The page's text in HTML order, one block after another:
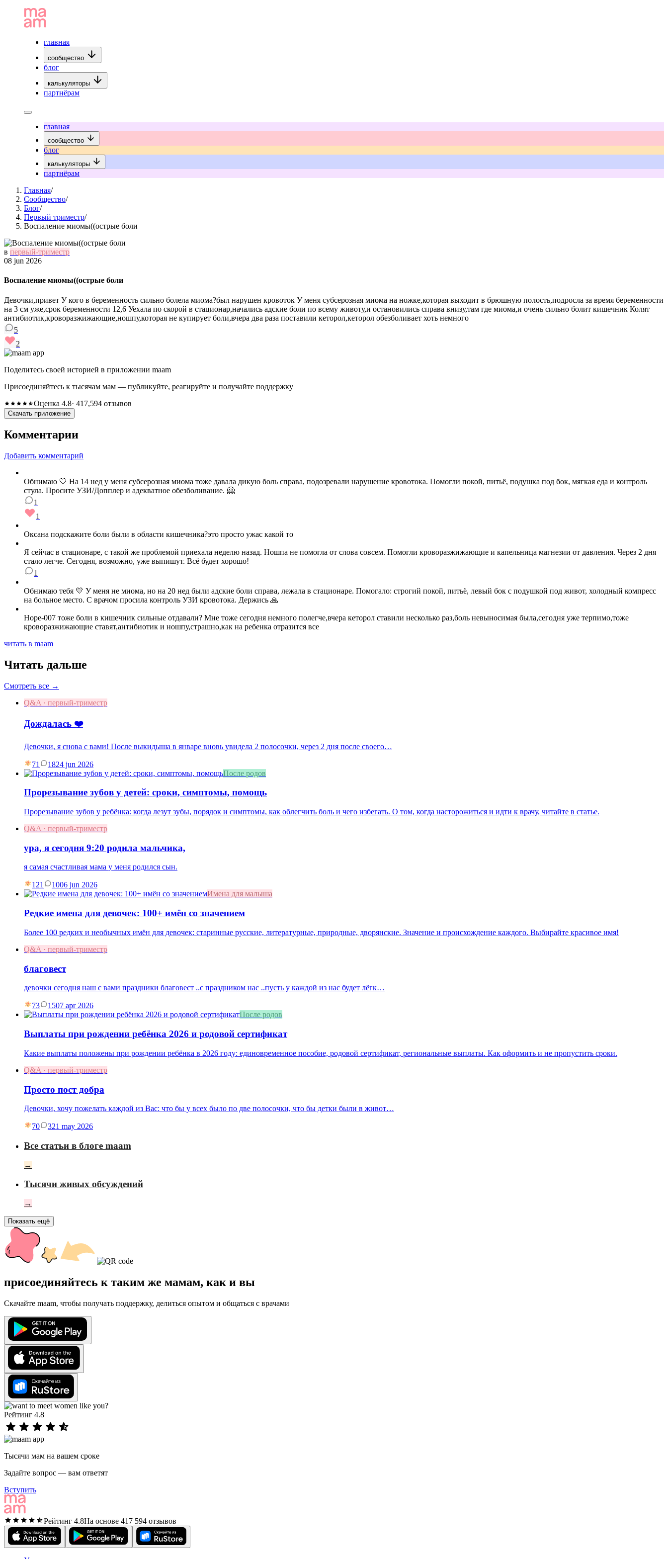
главная
сообщество
блог
калькуляторы
партнёрам
главная
сообщество
блог
калькуляторы
партнёрам
Главная/
Сообщество/
Блог/
Первый триместр/
Воспаление миомы((острые боли
в первый-триместр
08 jun 2026
Воспаление миомы((острые боли
Девочки,привет У кого в беременность сильно болела миома?был нарушен кровоток У меня субсерозная миома на ножке,которая выходит в брюшную полость,подросла за время беременности
на 3 см уже,срок беременности 12,6 Уехала по скорой в стационар,начались адские боли по всему животу,и остановились справа внизу,там где миома,и очень сильно болит кишечник Колят
антибиотик,кроворазжижающие,ношпу,которая не купирует боли,вчера два раза поставили кеторол,кеторол обезболивает хоть немного
5
2
Поделитесь своей историей в приложении maam
Присоединяйтесь к тысячам мам — публикуйте, реагируйте и получайте поддержку
Оценка 4.8· 417,594 отзывов
Скачать приложение
Комментарии
Добавить комментарий
Обнимаю 🤍 На 14 нед у меня субсерозная миома тоже давала дикую боль справа, подозревали нарушение кровотока. Помогли покой, питьё, подушка под бок, мягкая еда и контроль
стула. Просите УЗИ/Допплер и адекватное обезболивание. 🤗
1
1
Оксана подскажите боли были в области кишечника?это просто ужас какой то
Я сейчас в стационаре, с такой же проблемой приехала неделю назад. Ношпа не помогла от слова совсем. Помогли кроворазжижающие и капельница магнезии от давления. Через 2 дня
стало легче. Сегодня, возможно, уже выпишут. Всё будет хорошо!
1
Обнимаю тебя 💛 У меня не миома, но на 20 нед были адские боли справа, лежала в стационаре. Помогало: строгий покой, питьё, левый бок с подушкой под живот, холодный компресс
на больное место. С врачом просила контроль УЗИ кровотока. Держись 🙏
Hope-007 тоже боли в кишечник сильные отдавали? Мне тоже сегодня немного полегче,вчера кеторол ставили несколько раз,боль невыносимая была,сегодня уже терпимо,тоже
кроворазжижающие ставят,антибиотик и ношпу,страшно,как на ребенка отразится все
читать в maam
Читать дальше
Смотреть все →
Q&A · первый-триместр
Дождалась ❤️
Девочки, я снова с вами! После выкидыша в январе вновь увидела 2 полосочки, через 2 дня после своего…
71 1824 jun 2026
После родов
Прорезывание зубов у детей: сроки, симптомы, помощь
Прорезывание зубов у ребёнка: когда лезут зубы, порядок и симптомы, как облегчить боль и чего избегать. О том, когда насторожиться и идти к врачу, читайте в статье.
Q&A · первый-триместр
ура, я сегодня 9:20 родила мальчика,
я самая счастливая мама у меня родился сын.
121 1006 jun 2026
Имена для малыша
Редкие имена для девочек: 100+ имён со значением
Более 100 редких и необычных имён для девочек: старинные русские, литературные, природные, дворянские. Значение и происхождение каждого. Выбирайте красивое имя!
Q&A · первый-триместр
благовест
девочки сегодня наш с вами праздники благовест ..с праздником нас ..пусть у каждой из нас будет лёгк…
73 1507 apr 2026
После родов
Выплаты при рождении ребёнка 2026 и родовой сертификат
Какие выплаты положены при рождении ребёнка в 2026 году: единовременное пособие, родовой сертификат, региональные выплаты. Как оформить и не пропустить сроки.
Q&A · первый-триместр
Просто пост добра
Девочки, хочу пожелать каждой из Вас: что бы у всех было по две полосочки, что бы детки были в живот…
70 321 may 2026
Все статьи в блоге maam
→
Тысячи живых обсуждений
→
Показать ещё
присоединяйтесь к таким же мамам, как и вы
Скачайте maam, чтобы получать поддержку, делиться опытом и общаться с врачами
Рейтинг 4.8
Тысячи мам на вашем сроке
Задайте вопрос — вам ответят
Вступить
Рейтинг 4.8На основе 417 594 отзывов